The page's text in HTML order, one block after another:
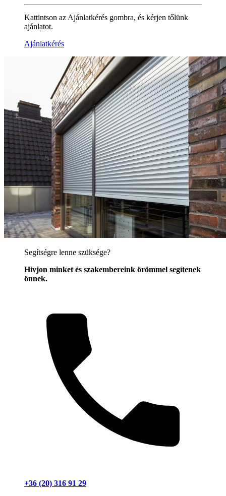
Kattintson az Ajánlatkérés gombra, és kérjen tőlünk
ajánlatot.
Ajánlatkérés
Segítségre lenne szüksége?
Hívjon minket és szakembereink örömmel segítenek
önnek.
+36 (20) 316 91 29